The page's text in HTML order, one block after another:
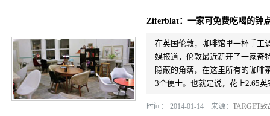
Ziferblat：一家可免费吃喝的钟
在英国伦敦，咖啡馆里一杯手工
媒报道，伦敦最近新开了一家奇
隐蔽的角落，在这里所有的咖啡
3个便士。也就是说，花上2.65
时间： 2014-01-14 来源： TARGET致